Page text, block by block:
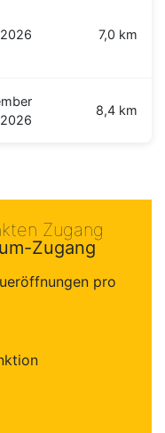
7,0 km
2026
8,4 km
Zugang
Zugang
pro